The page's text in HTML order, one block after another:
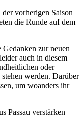
vorherigen Saison
die Runde auf dem
zur neuen
auch in diesem
oder
werden. Darüber
um woanders ihr
Passau verstärken